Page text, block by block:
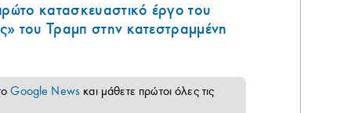
κατασκευαστικό έργο του
του Τραμπ στην κατεστραμμένη
Google News και μάθετε πρώτοι όλες τις